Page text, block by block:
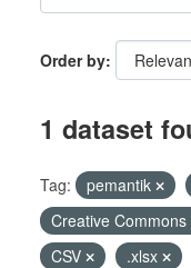
Order by
1 dataset
Tag: pemantik
Creative
CSV
.xlsx